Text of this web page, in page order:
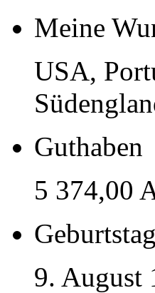
Meine
USA,
Guthaben
5 374,00
Geburtstag
9. August